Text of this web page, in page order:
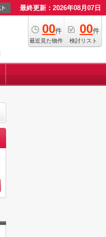
最終更新：2026年08月07日
00件
最近見た物件
00件
検討リスト